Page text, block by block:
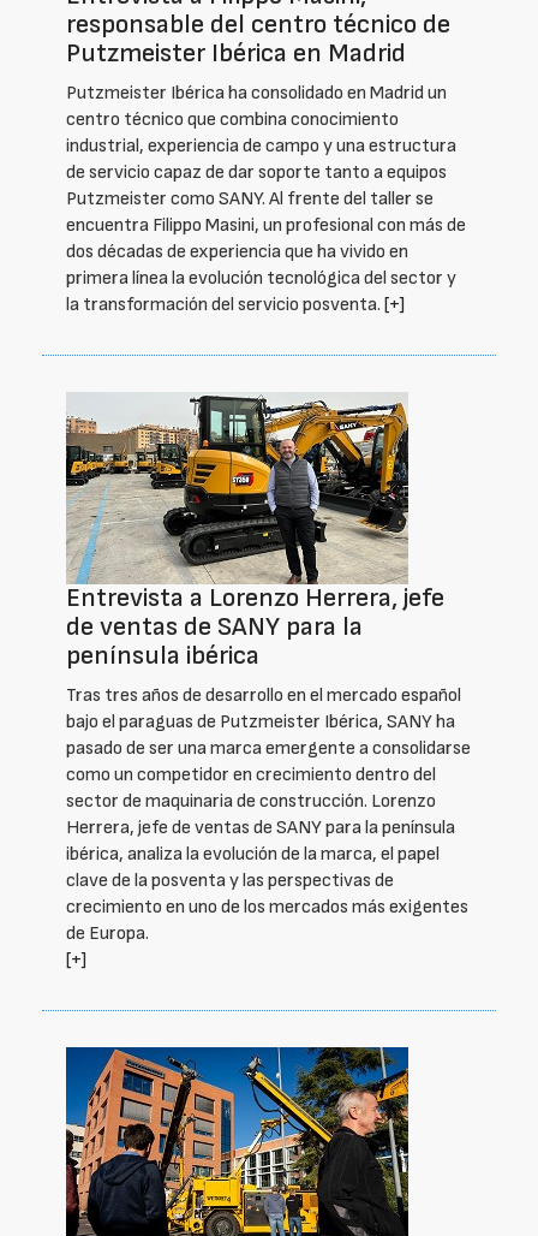
responsable del centro técnico de
Putzmeister Ibérica en Madrid
Putzmeister Ibérica ha consolidado en Madrid un
centro técnico que combina conocimiento
industrial, experiencia de campo y una estructura
de servicio capaz de dar soporte tanto a equipos
Putzmeister como SANY. Al frente del taller se
encuentra Filippo Masini, un profesional con más de
dos décadas de experiencia que ha vivido en
primera línea la evolución tecnológica del sector y
la transformación del servicio posventa. [+]
Entrevista a Lorenzo Herrera, jefe
de ventas de SANY para la
península ibérica
Tras tres años de desarrollo en el mercado español
bajo el paraguas de Putzmeister Ibérica, SANY ha
pasado de ser una marca emergente a consolidarse
como un competidor en crecimiento dentro del
sector de maquinaria de construcción. Lorenzo
Herrera, jefe de ventas de SANY para la península
ibérica, analiza la evolución de la marca, el papel
clave de la posventa y las perspectivas de
crecimiento en uno de los mercados más exigentes
de Europa.
[+]